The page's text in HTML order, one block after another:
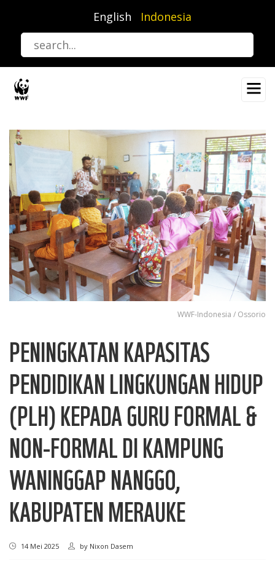
utama
English Indonesia
WWF-Indonesia / Ossorio
PENINGKATAN KAPASITAS
PENDIDIKAN LINGKUNGAN HIDUP
(PLH) KEPADA GURU FORMAL &
NON-FORMAL DI KAMPUNG
WANINGGAP NANGGO,
KABUPATEN MERAUKE
14 Mei 2025 by Nixon Dasem